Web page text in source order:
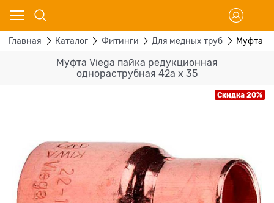
Главная Каталог Фитинги Для медных труб Муфта
Муфта Viega пайка редукционная
однораструбная 42а х 35
Скидка 20%